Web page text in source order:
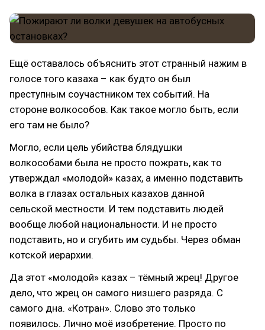
Ещё оставалось объяснить этот странный нажим в
голосе того казаха – как будто он был
преступным соучастником тех событий. На
стороне волкособов. Как такое могло быть, если
его там не было?
Могло, если цель убийства блядушки
волкособами была не просто пожрать, как то
утверждал «молодой» казах, а именно подставить
волка в глазах остальных казахов данной
сельской местности. И тем подставить людей
вообще любой национальности. И не просто
подставить, но и сгубить им судьбы. Через обман
котской иерархии.
Да этот «молодой» казах – тёмный жрец! Другое
дело, что жрец он самого низшего разряда. С
самого дна. «Котран». Слово это только
появилось. Лично моё изобретение. Просто по